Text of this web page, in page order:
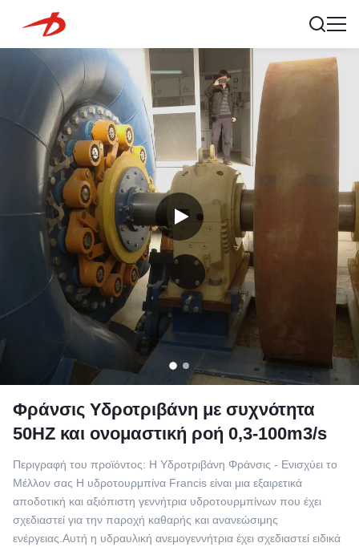
Φράνσις Υδροτριβάνη με συχνότητα
50HZ και ονομαστική ροή 0,3-100m3/s
Περιγραφή του προϊόντος: Η Υδροτριβάνη Φράνσις - Ενισχύει το
Μέλλον σας Η υδροτουρμπίνα Francis είναι μια εξαιρετικά
αποδοτική και αξιόπιστη γεννήτρια υδροτουρμπίνων που έχει
σχεδιαστεί για την παροχή καθαρής και ανανεώσιμης
ενέργειας.Αυτή η υδραυλική ανεμογεννήτρια έχει σχεδιαστεί ειδικά